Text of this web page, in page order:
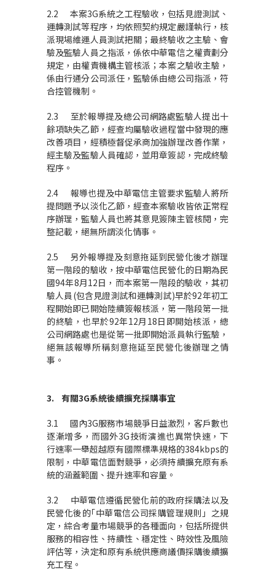
2.2 本案3G系統之工程驗收，包括見證測試、
運轉測試等程序，均依照契約規定嚴謹執行，核
派現場維運人員測試把關；最終驗收之主驗、會
驗及監驗人員之指派，係依中華電信之權責劃分
規定，由權責機構主管核派；本案之驗收主驗，
係由行通分公司派任，監驗係由總公司指派，符
合控管機制。
2.3 至於報導提及總公司網路處監驗人提出十
餘項缺失乙節，經查均屬驗收過程當中發現的應
改善項目，經積極督促承商加強辦理改善作業，
經主驗及監驗人員確認，並用章簽認，完成終驗
程序。
2.4 報導也提及中華電信主管要求監驗人將所
提問題予以淡化乙節，經查本案驗收皆依正常程
序辦理，監驗人員也將其意見簽陳主管核閱，完
整記載，絕無所謂淡化情事。
2.5 另外報導提及刻意拖延到民營化後才辦理
第一階段的驗收，按中華電信民營化的日期為民
國94年8月12日，而本案第一階段的驗收，其初
驗人員(包含見證測試和運轉測試)早於92年初工
程開始即已開始陸續簽報核派，第一階段第一批
的終驗，也早於92年12月18日即開始核派，總
公司網路處也是從第一批即開始派員執行監驗，
絕無該報導所稱刻意拖延至民營化後辦理之情
事。
3. 有關3G系統後續擴充採購事宜
3.1 國內3G服務市場競爭日益激烈，客戶數也
逐漸增多，而國外3G技術演進也異常快速，下
行速率一舉超越原有國際標準規格的384kbps的
限制，中華電信面對競爭，必須持續擴充原有系
統的涵蓋範圍、提升速率和容量。
3.2 中華電信遵循民營化前的政府採購法以及
民營化後的｢中華電信公司採購管理規則」之規
定，綜合考量市場競爭的各種面向，包括所提供
服務的相容性、持續性、穩定性、時效性及風險
評估等，決定和原有系統供應商議價採購後續擴
充工程。